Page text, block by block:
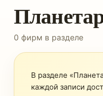
0 фирм в разделе
В разделе
каждой записи